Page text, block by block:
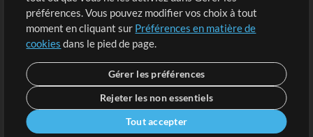
Sessions
Soumettre votre contenu
Listes de lecture
Conférence MT
préférences. Vous pouvez modifier vos choix à tout
moment en cliquant sur Préférences en matière de
cookies dans le pied de page.
Gérer les préférences
Rejeter les non essentiels
Tout accepter